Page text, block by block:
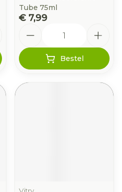
Tube 75ml
€ 7,99
Bestel